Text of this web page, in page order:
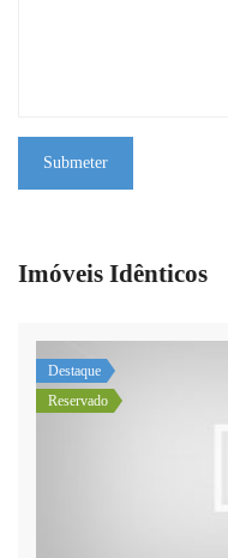
Submeter
Imóveis Idênticos
Destaque
Reservado